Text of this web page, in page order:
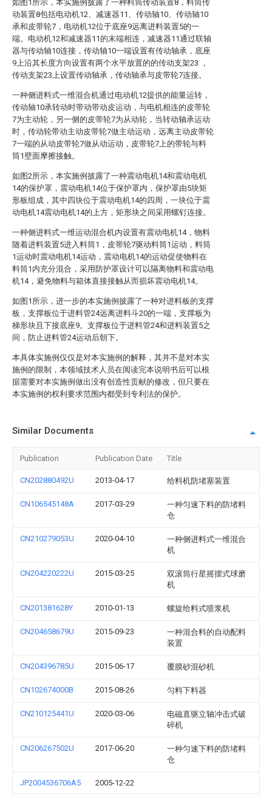
如图1所示，本实施例披露了一种料筒传动装置8，料筒传
动装置8包括电动机12、减速器11、传动轴10、传动轴10
承和皮带轮7，电动机12位于底座9远离进料装置5的一
端。电动机12和减速器11的末端相连，减速器11通过联轴
器与传动轴10连接，传动轴10一端设置有传动轴承，底座
9上沿其长度方向设置有两个水平放置的的传动支架23 ，
传动支架23上设置传动轴承，传动轴承与皮带轮7连接。
一种侧进料式一维混合机通过电动机12提供的能量运转，
传动轴10承转动时带动带动皮运动，与电机相连的皮带轮
7为主动轮，另一侧的皮带轮7为从动轮，当转动轴承运动
时，传动轮带动主动皮带轮7做主动运动，远离主动皮带轮
7一端的从动皮带轮7做从动运动，皮带轮7上的带轮与料
筒1壁面摩擦接触。
如图2所示，本实施例披露了一种震动电机14和震动电机
14的保护罩，震动电机14位于保护罩内，保护罩由5块矩
形板组成，其中四块位于震动电机14的四周，一块位于震
动电机14震动电机14的上方，矩形块之间采用螺钉连接。
一种侧进料式一维运动混合机内设置有震动电机14，物料
随着进料装置5进入料筒1，皮带轮7驱动料筒1运动，料筒
1运动时震动电机14运动，震动电机14的运动促使物料在
料筒1内充分混合，采用防护罩设计可以隔离物料和震动电
机14，避免物料与箱体直接接触从而损坏震动电机14。
如图1所示，进一步的本实施例披露了一种对进料板的支撑
板，支撑板位于进料管24远离进料斗20的一端，支撑板为
梯形块且下接底座9。支撑板位于进料管24和进料装置5之
间，防止进料管24运动后朝下。
本具体实施例仅仅是对本实施例的解释，其并不是对本实
施例的限制，本领域技术人员在阅读完本说明书后可以根
据需要对本实施例做出没有创造性贡献的修改，但只要在
本实施例的权利要求范围内都受到专利法的保护。
Similar Documents
Publication Publication Date Title
CN202880492U 2013-04-17 给料机防堵塞装置
CN106545148A 2017-03-29
一种匀速下料的防堵料
仓
CN210279053U 2020-04-10
一种侧进料式一维混合
机
CN204220222U 2015-03-25
双滚筒行星摇摆式球磨
机
CN201381628Y 2010-01-13 螺旋给料式喷浆机
CN204658679U 2015-09-23
一种混合料的自动配料
装置
CN204396785U 2015-06-17 覆膜砂混砂机
CN102674000B 2015-08-26 匀料下料器
CN210125441U 2020-03-06
电磁直驱立轴冲击式破
碎机
CN206267502U 2017-06-20
一种匀速下料的防堵料
仓
JP2004536706A5 2005-12-22